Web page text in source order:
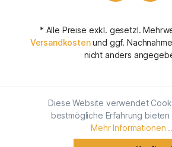
* Alle Preise exkl. gesetzl.
Versandkostenund ggf.
nicht anders
Diese Website verwendet
bestmögliche Erfahrung bieten
Mehr Informationen